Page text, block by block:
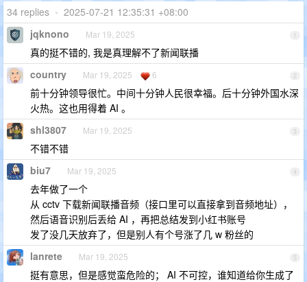
34 replies • 2025-07-21 12:35:31 +08:00
1
jqknono Mar 19, 2025
真的挺不错的, 我是真理解不了新闻联播
2
country Mar 19, 2025 6
前十分钟领导很忙。中间十分钟人民很幸福。后十分钟外国水深
火热。这也用得着 AI 。
3
shl3807 Mar 19, 2025
不错不错
4
biu7 Mar 19, 2025
去年做了一个
从 cctv 下载新闻联播音频（接口里可以直接拿到音频地址），
然后语音识别后丢给 AI ，再把总结发到小红书账号
发了没几天放弃了，但是别人有个号涨了几 w 粉丝的
5
lanrete Mar 19, 2025
挺有意思，但是感觉蛮危险的； AI 不可控，谁知道给你生成了